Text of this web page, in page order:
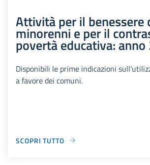
Attività per il benessere
minorenni e per il
povertà educativa:
Disponibili le prime indicazioni
a favore dei comuni.
SCOPRI TUTTO